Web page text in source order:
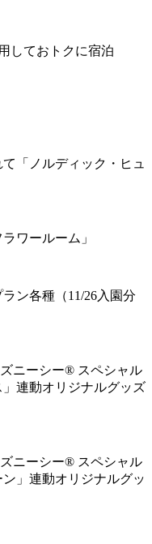
しておトクに宿泊
「ノルディック・ヒュ
ワールーム」
ン各種（11/26入園分
ニーシー® スペシャル
連動オリジナルグッズ
ニーシー® スペシャル
」連動オリジナルグッ